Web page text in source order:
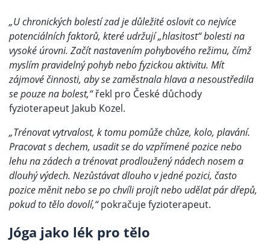
„U chronických bolestí zad je důležité oslovit co nejvíce
potenciálních faktorů, které udržují „hlasitost“ bolesti na
vysoké úrovni. Začít nastavením pohybového režimu, čímž
myslím pravidelný pohyb nebo fyzickou aktivitu. Mít
zájmové činnosti, aby se zaměstnala hlava a nesoustředila
se pouze na bolest,“řekl pro České důchody
fyzioterapeut Jakub Kozel.
„Trénovat vytrvalost, k tomu pomůže chůze, kolo, plavání.
Pracovat s dechem, usadit se do vzpřímené pozice nebo
lehu na zádech a trénovat prodloužený nádech nosem a
dlouhý výdech. Nezůstávat dlouho v jedné pozici, často
pozice měnit nebo se po chvíli projít nebo udělat pár dřepů,
pokud to tělo dovolí,“pokračuje fyzioterapeut.
Jóga jako lék pro tělo